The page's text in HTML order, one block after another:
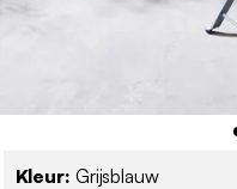
Kleur: Grijsblauw